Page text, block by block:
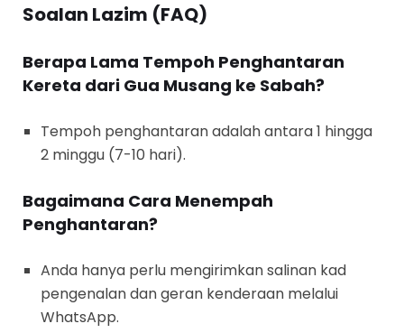
Soalan Lazim (FAQ)
Berapa Lama Tempoh Penghantaran
Kereta dari Gua Musang ke Sabah?
Tempoh penghantaran adalah antara 1 hingga
2 minggu (7-10 hari).
Bagaimana Cara Menempah
Penghantaran?
Anda hanya perlu mengirimkan salinan kad
pengenalan dan geran kenderaan melalui
WhatsApp.